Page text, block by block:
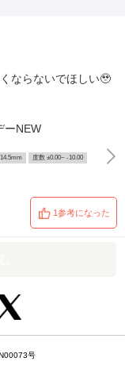
ならないでほしい🥹
ーNEW
度数 ±0.00~ -10.00
1参考になった
号